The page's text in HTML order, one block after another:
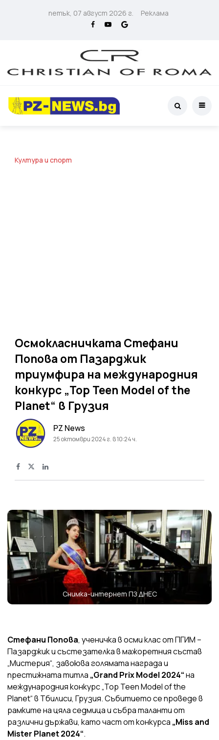
петък, 07 август 2026 г. Реклама
Култура и спорт
Осмокласничката Стефани
Попова от Пазарджик
триумфира на международния
конкурс „Top Teen Model of the
Planet“ в Грузия
PZ News
25 октомври 2024 г. в 10:24 ч.
Снимка-интернет ПЗ ДНЕС
Стефани Попова, ученичка в осми клас от ПГИМ –
Пазарджик и състезателка в мажоретния състав
„Мистерия“, завоюва голямата награда и
престижната титла „Grand Prix Model 2024“на
международния конкурс „Top Teen Model of the
Planet“ в Тбилиси, Грузия. Събитието се проведе в
рамките на цяла седмица и събра таланти от
различни държави, като част от конкурса „Miss and
Mister Planet 2024“.